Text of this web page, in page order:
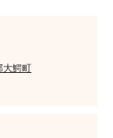
大鰐町